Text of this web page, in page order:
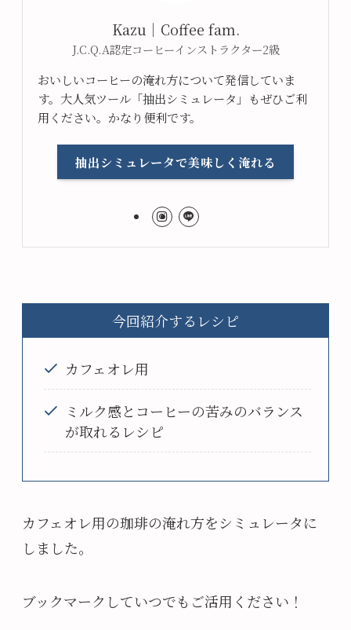
Kazu｜Coffee fam.
J.C.Q.A認定コーヒーインストラクター2級
おいしいコーヒーの淹れ方について発信していま
す。大人気ツール「抽出シミュレータ」もぜひご利
用ください。かなり便利です。
抽出シミュレータで美味しく淹れる
今回紹介するレシピ
カフェオレ用
ミルク感とコーヒーの苦みのバランス
が取れるレシピ
カフェオレ用の珈琲の淹れ方をシミュレータに
しました。
ブックマークしていつでもご活用ください！